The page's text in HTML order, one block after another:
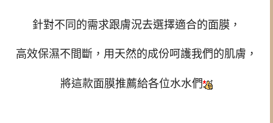
針對不同的需求跟膚況去選擇適合的面膜，
高效保濕不間斷，用天然的成份呵護我們的肌膚，
將這款面膜推薦給各位水水們